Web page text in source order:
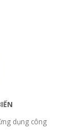
dụng công